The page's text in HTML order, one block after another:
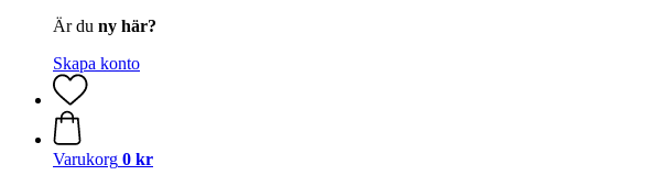
Är du ny här?
Skapa konto
Varukorg 0 kr